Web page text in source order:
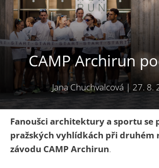
CAMP Archirun
Jana Chuchvalcová | 27. 8.
Fanoušci architektury a sportu se
pražských vyhlídkách při druhém
závodu CAMP Archirun.